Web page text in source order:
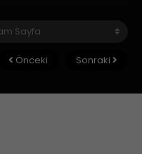
Önceki Sonraki